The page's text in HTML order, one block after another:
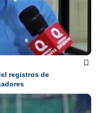
registros de